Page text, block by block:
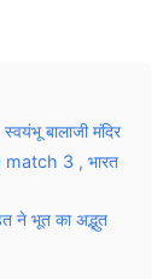
बालाजी मंदिर
3 , भारत
ने भूत का अद्भुत